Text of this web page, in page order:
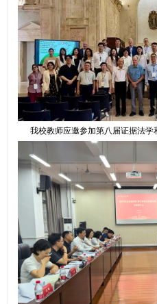
我校教师应邀参加第八届证据法